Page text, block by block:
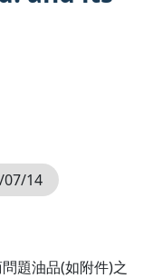
07/14
題油品(如附件)之